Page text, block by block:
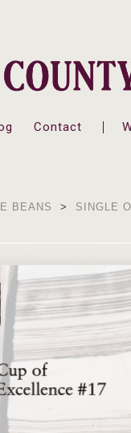
Contact
BEANS > SINGLE